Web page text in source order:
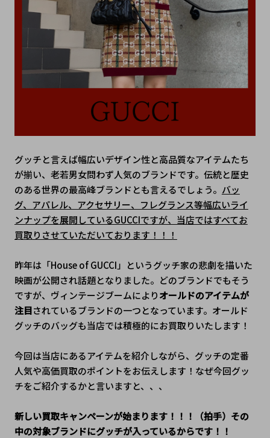
﻿グッチと言えば幅広いデザイン性と高品質なアイテムたち
が揃い、老若男女問わず人気のブランドです。伝統と歴史
のある世界の最高峰ブランドとも言えるでしょう。 バッ
グ、アパレル、アクセサリー、フレグランス等幅広いライ
ンナップを展開しているGUCCIですが、当店ではすべてお
買取りさせていただいております！！！
昨年は「House of GUCCI」というグッチ家の悲劇を描いた
映画が公開され話題となりました。どのブランドでもそう
ですが、ヴィンテージブームによりオールドのアイテムが
注目されているブランドの一つとなっています。オールド
グッチのバッグも当店では積極的にお買取りいたします！
今回は当店にあるアイテムを紹介しながら、グッチの定番
人気や高価買取のポイントをお伝えします！なぜ今回グッ
チをご紹介するかと言いますと、、、
新しい買取キャンペーンが始まります！！！（拍手）その
中の対象ブランドにグッチが入っているからです！！